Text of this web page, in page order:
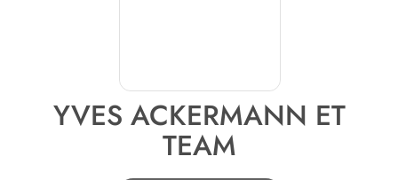
YVES ACKERMANN ET
TEAM